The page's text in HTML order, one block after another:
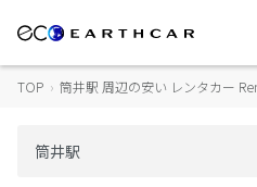
TOP › 筒井駅 周辺の安い レンタカー